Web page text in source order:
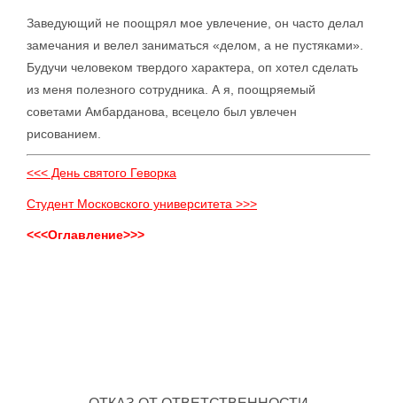
Заведующий не поощрял мое увлечение, он часто делал
замечания и велел заниматься «делом, а не пустяками».
Будучи человеком твердого характера, оп хотел сделать
из меня полезного сотрудника. А я, поощряемый
советами Амбарданова, всецело был увлечен
рисованием.
<<< День святого Геворка
Студент Московского университета >>>
<<<Оглавление>>>